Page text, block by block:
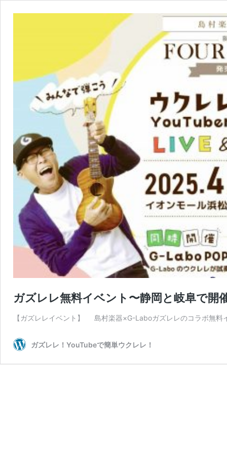
ガズレレ無料イベント〜静岡と岐阜で開
【ガズレレイベント】 島村楽器×G-Laboガズレレのコラ
ガズレレ！YouTubeで簡単ウクレレ！